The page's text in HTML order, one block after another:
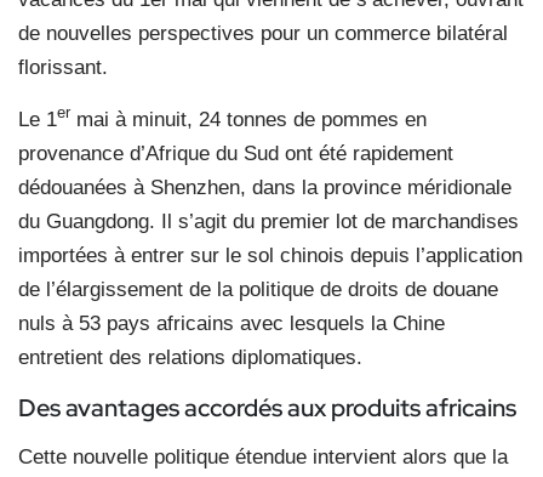
de nouvelles perspectives pour un commerce bilatéral
florissant.
Le 1er mai à minuit, 24 tonnes de pommes en
provenance d’Afrique du Sud ont été rapidement
dédouanées à Shenzhen, dans la province méridionale
du Guangdong. Il s’agit du premier lot de marchandises
importées à entrer sur le sol chinois depuis l’application
de l’élargissement de la politique de droits de douane
nuls à 53 pays africains avec lesquels la Chine
entretient des relations diplomatiques.
Des avantages accordés aux produits africains
Cette nouvelle politique étendue intervient alors que la